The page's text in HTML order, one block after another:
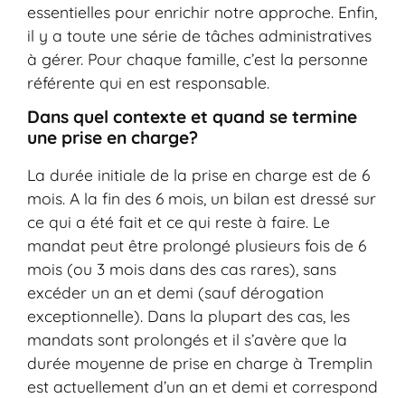
essentielles pour enrichir notre approche. Enfin,
il y a toute une série de tâches administratives
à gérer. Pour chaque famille, c’est la personne
référente qui en est responsable.
Dans quel contexte et quand se termine
une prise en charge?
La durée initiale de la prise en charge est de 6
mois. A la fin des 6 mois, un bilan est dressé sur
ce qui a été fait et ce qui reste à faire. Le
mandat peut être prolongé plusieurs fois de 6
mois (ou 3 mois dans des cas rares), sans
excéder un an et demi (sauf dérogation
exceptionnelle). Dans la plupart des cas, les
mandats sont prolongés et il s’avère que la
durée moyenne de prise en charge à Tremplin
est actuellement d’un an et demi et correspond